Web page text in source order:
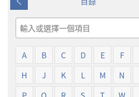
項
詞
語
解
上
一
搜
尋
A B C D E F
H
J K L M N